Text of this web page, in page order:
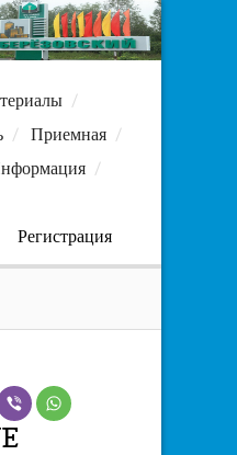
Приемная
Регистрация